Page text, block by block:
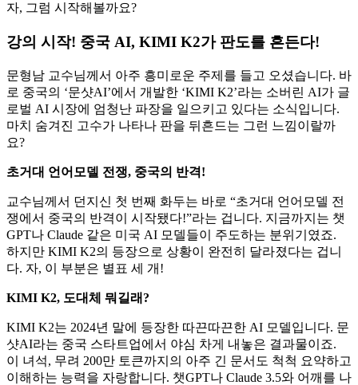
자, 그럼 시작해볼까요?
강의 시작! 중국 AI, KIMI K2가 판도를 흔든다!
문형남 교수님께서 아주 흥미로운 주제를 들고 오셨습니다. 바
로 중국의 ‘문샷AI’에서 개발한 ‘KIMI K2’라는 소버린 AI가 글
로벌 AI 시장에 엄청난 파장을 일으키고 있다는 소식입니다.
마치 숨겨진 고수가 나타나 판을 뒤흔드는 그런 느낌이랄까
요?
초거대 언어모델 전쟁, 중국의 반격!
교수님께서 던지신 첫 번째 화두는 바로 “초거대 언어모델 전
쟁에서 중국의 반격이 시작됐다!”라는 겁니다. 지금까지는 챗
GPT나 Claude 같은 미국 AI 모델들이 주도하는 분위기였죠.
하지만 KIMI K2의 등장으로 상황이 완전히 달라졌다는 겁니
다. 자, 이 부분은 별표 세 개!
KIMI K2, 도대체 뭐길래?
KIMI K2는 2024년 말에 등장한 따끈따끈한 AI 모델입니다. 문
샷AI라는 중국 스타트업에서 야심 차게 내놓은 결과물이죠.
이 녀석, 무려 200만 토큰까지의 아주 긴 문서도 척척 요약하고
이해하는 능력을 자랑합니다. 챗GPT나 Claude 3.5와 어깨를 나